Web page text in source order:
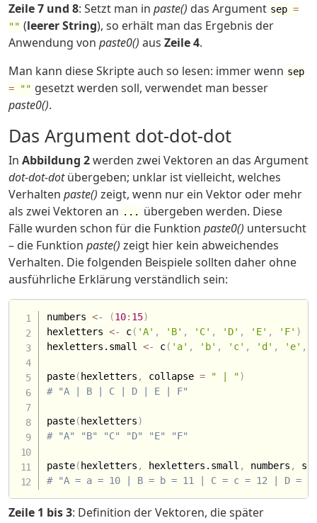
Zeile 7 und 8: Setzt man in paste() das Argument sep=
"" (leerer String), so erhält man das Ergebnis der
Anwendung von paste0() aus Zeile 4.
Man kann diese Skripte auch so lesen: immer wenn sep
=
"" gesetzt werden soll, verwendet man besser
paste0().
Das Argument dot-dot-dot
In Abbildung 2werden zwei Vektoren an das Argument
dot-dot-dotübergeben; unklar ist vielleicht, welches
Verhalten paste() zeigt, wenn nur ein Vektor oder mehr
als zwei Vektoren an ...
übergeben werden. Diese
Fälle wurden schon für die Funktion paste0() untersucht
– die Funktion paste() zeigt hier kein abweichendes
Verhalten. Die folgenden Beispiele sollten daher ohne
ausführliche Erklärung verständlich sein:
numbers <- (10: 15)
hexletters <- c( 'A' , 'B' , 'C' , 'D' , 'E' , 'F' )
hexletters.small <- c( 'a' , 'b' , 'c' , 'd' , 'e' ,
paste( hexletters , collapse = " | ")
# "A | B | C | D | E | F"
paste( hexletters)
# "A" "B" "C" "D" "E" "F"
paste( hexletters , hexletters.small , numbers ,
# "A = a = 10 | B = b = 11 | C = c = 12 | D =
Zeile 1 bis 3: Definition der Vektoren, die später